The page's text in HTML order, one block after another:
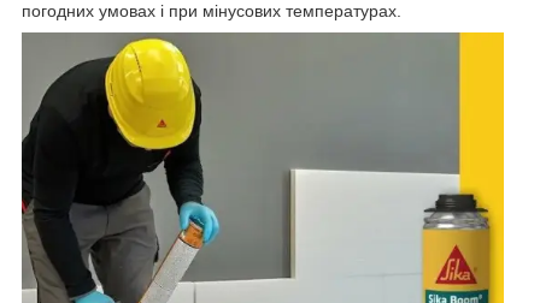
погодних умовах і при мінусових температурах.